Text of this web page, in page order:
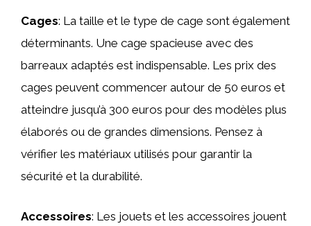
Cages: La taille et le type de cage sont également
déterminants. Une cage spacieuse avec des
barreaux adaptés est indispensable. Les prix des
cages peuvent commencer autour de 50 euros et
atteindre jusqu’à 300 euros pour des modèles plus
élaborés ou de grandes dimensions. Pensez à
vérifier les matériaux utilisés pour garantir la
sécurité et la durabilité.
Accessoires: Les jouets et les accessoires jouent